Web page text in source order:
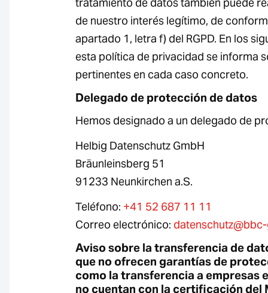
de nuestro interés legítimo, de
apartado 1, letra f) del RGPD. En los
esta política de privacidad se informa
pertinentes en cada caso concreto.
Delegado de protección de datos
Hemos designado a un delegado de
Helbig Datenschutz GmbH
Bräunleinsberg 51
91233 Neunkirchen a.S.
Teléfono: +41 52 687 11 11
Correo electrónico:
Aviso sobre la transferencia de
que no ofrecen garantías de
como la transferencia a empresas
no cuentan con la certificación del